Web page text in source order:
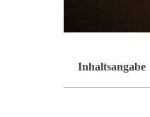
Inhaltsangabe